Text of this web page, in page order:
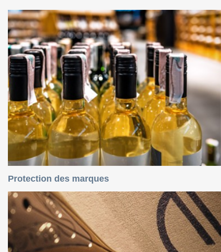
Protection des marques